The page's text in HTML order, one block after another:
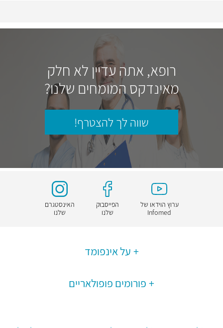
רופא, אתה עדיין לא חלק
מאינדקס המומחים שלנו?
שווה לך להצטרף!
ערוץ הוידאו של
Infomed
הפייסבוק
שלנו
האינסטגרם
שלנו
על אינפומד
פורומים פופולאריים